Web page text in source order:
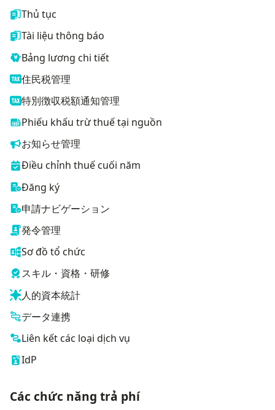
Thủ tục
Tài liệu thông báo
Bảng lương chi tiết
住民税管理
特別徴収税額通知管理
Phiếu khấu trừ thuế tại nguồn
お知らせ管理
Điều chỉnh thuế cuối năm
Đăng ký
申請ナビゲーション
発令管理
Sơ đồ tổ chức
スキル・資格・研修
人的資本統計
データ連携
Liên kết các loại dịch vụ
IdP
Các chức năng trả phí